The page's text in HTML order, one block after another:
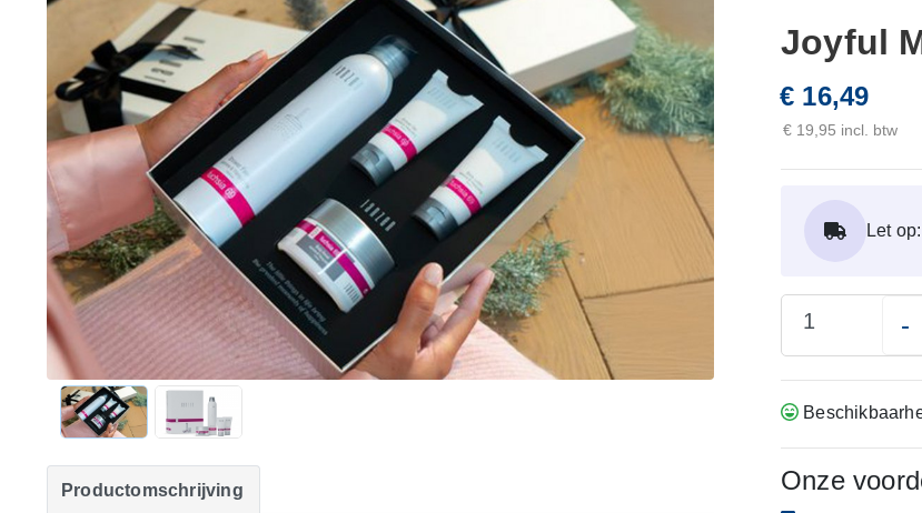
Productomschrijving
Joyful
€ 16,49
€ 19,95 incl. btw
Let
-
Onze